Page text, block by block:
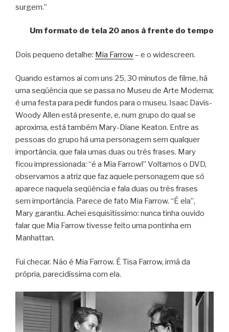
surgem.”
Um formato de tela 20 anos à frente do tempo
Dois pequeno detalhe: Mia Farrow– e o widescreen.
Quando estamos aí com uns 25, 30 minutos de filme, há
uma seqüência que se passa no Museu de Arte Moderna;
é uma festa para pedir fundos para o museu. Isaac Davis-
Woody Allen está presente, e, num grupo do qual se
aproxima, está também Mary-Diane Keaton. Entre as
pessoas do grupo há uma personagem sem qualquer
importância, que fala umas duas ou três frases. Mary
ficou impressionada: “é a Mia Farrow!” Voltamos o DVD,
observamos a atriz que faz aquele personagem que só
aparece naquela seqüência e fala duas ou três frases
sem importância. Parece de fato Mia Farrow. “É ela”,
Mary garantiu. Achei esquisitíssimo: nunca tinha ouvido
falar que Mia Farrow tivesse feito uma pontinha em
Manhattan.
Fui checar. Não é Mia Farrow. É Tisa Farrow, irmã da
própria, parecidíssima com ela.